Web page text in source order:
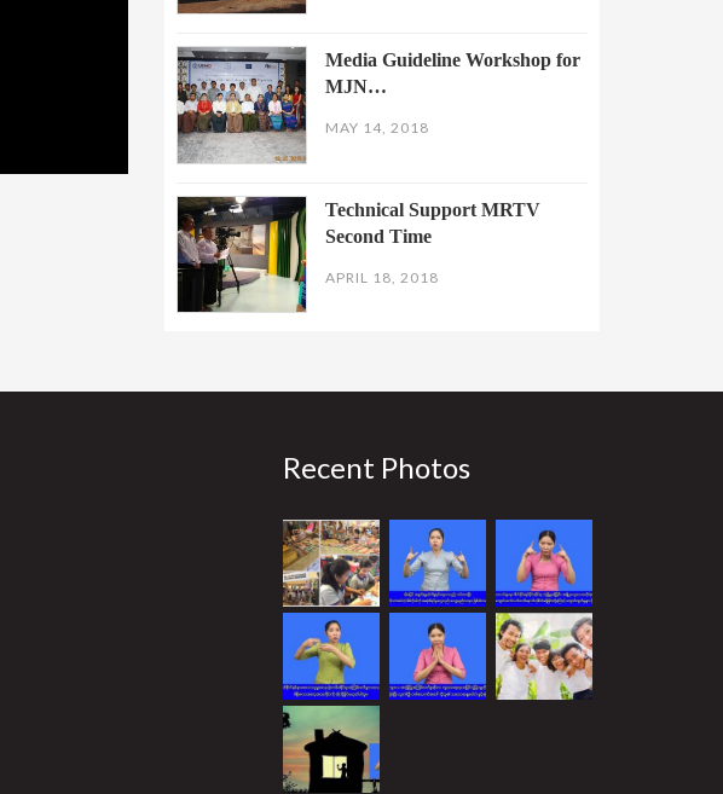
Media Guideline Workshop for
MJN…
MAY 14, 2018
Technical Support MRTV
Second Time
APRIL 18, 2018
Recent Photos